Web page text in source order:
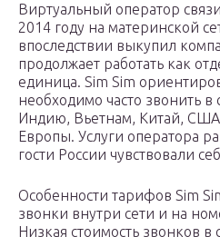
Виртуальный оператор
2014 году на материнской
впоследствии выкупил
продолжает работать как
единица. Sim Sim
необходимо часто звонить
Индию, Вьетнам, Китай,
Европы. Услуги оператора
гости России чувствовали
Особенности тарифов Sim
звонки внутри сети и на
Низкая стоимость звонков